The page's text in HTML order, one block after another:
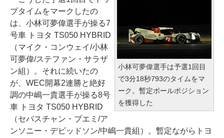
小林可夢偉選手は予選1回目
で3分18秒793のタイムをマ
ーク。暫定ポールポジション
を獲得した
プタイムをマークしたの
は、小林可夢偉選手が操る7
号車 トヨタ TS050 HYBRID
（マイク・コンウェイ/小林
可夢偉/ステファン・サラザ
ン組）。それに続いたの
が、WEC開幕2連勝と絶好
調の中嶋一貴選手が操る8号
車 トヨタ TS050 HYBRID
（セバスチャン・ブエミ/ア
ンソニー・デビッドソン/中嶋一貴組）。暫定ながらトヨ